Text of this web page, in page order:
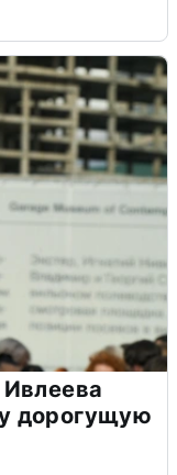
дорогущую